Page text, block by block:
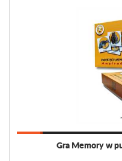
Gra Memory w